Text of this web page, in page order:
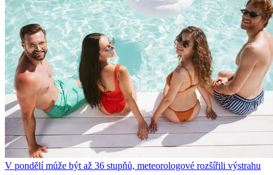
V pondělí může být až 36 stupňů, meteorologové rozšířili výstrahu